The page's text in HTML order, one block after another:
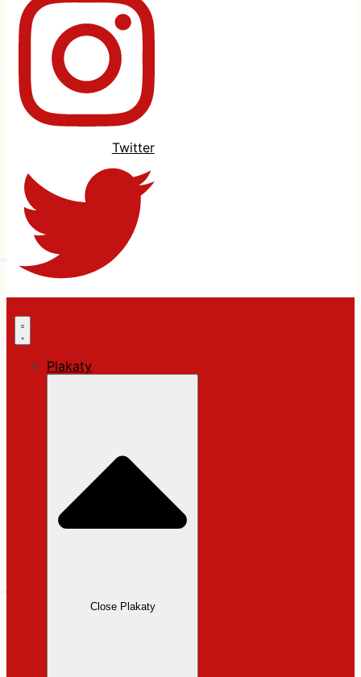
Twitter
Plakaty
Close Plakaty